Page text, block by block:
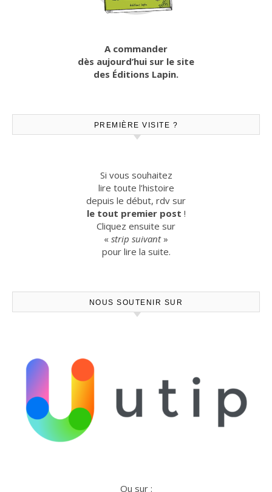
A commander
dès aujourd’hui sur le site
des Éditions Lapin.
PREMIÈRE VISITE ?
Si vous souhaitez
lire toute l’histoire
depuis le début, rdv sur
le tout premier post !
Cliquez ensuite sur
« strip suivant»
pour lire la suite.
NOUS SOUTENIR SUR
Ou sur :